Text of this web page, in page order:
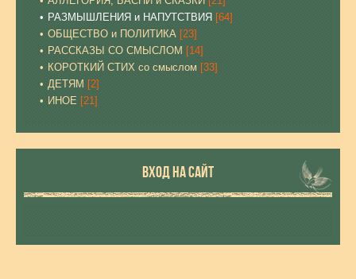
РАЗМЫШЛЕНИЯ и НАПУТСТВИЯ [64]
ОБЩЕСТВО и ПОЛИТИКА [23]
РАССКАЗЫ СО СМЫСЛОМ [14]
КОРОТКИЙ СТИХ со смыслом [33]
ДЕТЯМ [2]
ИНОЕ [21]
ВХОД НА САЙТ